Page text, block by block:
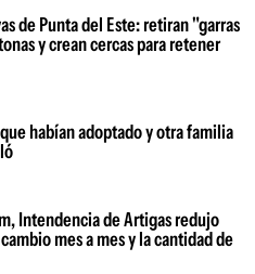
de Punta del Este: retiran "garras
y crean cercas para retener
habían adoptado y otra familia
Intendencia de Artigas redujo
mes a mes y la cantidad de